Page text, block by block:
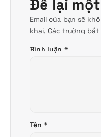
Để lại
Email của bạn sẽ
khai. Các trường bắt
Bình luận *
Tên *